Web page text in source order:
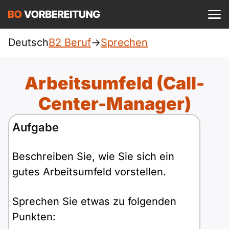
Beruf
Allgemein
telc
Goethe
ÖSD
Deutsch
Englisch
Ukrainisch
Russisch
A1 Allgemein
A1 DTZ
A1 telc
A1 ÖIF
A2 Allgemein
A2 DTZ
A2 Goethe
B1 Allgemein
B1 Beruf
B2 Allgemein
B2 Beruf
Blog
Webinare
Einloggen ist kostenlos?
DeutschB2 Beruf->Sprechen
Arbeitsumfeld (Call-
Center-Manager)
Aufgabe
Beschreiben Sie, wie Sie sich ein
gutes Arbeitsumfeld vorstellen.
Sprechen Sie etwas zu folgenden
Punkten: